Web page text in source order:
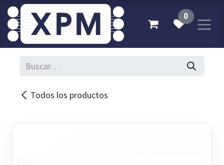
Ir al contenido
0
Todos los productos